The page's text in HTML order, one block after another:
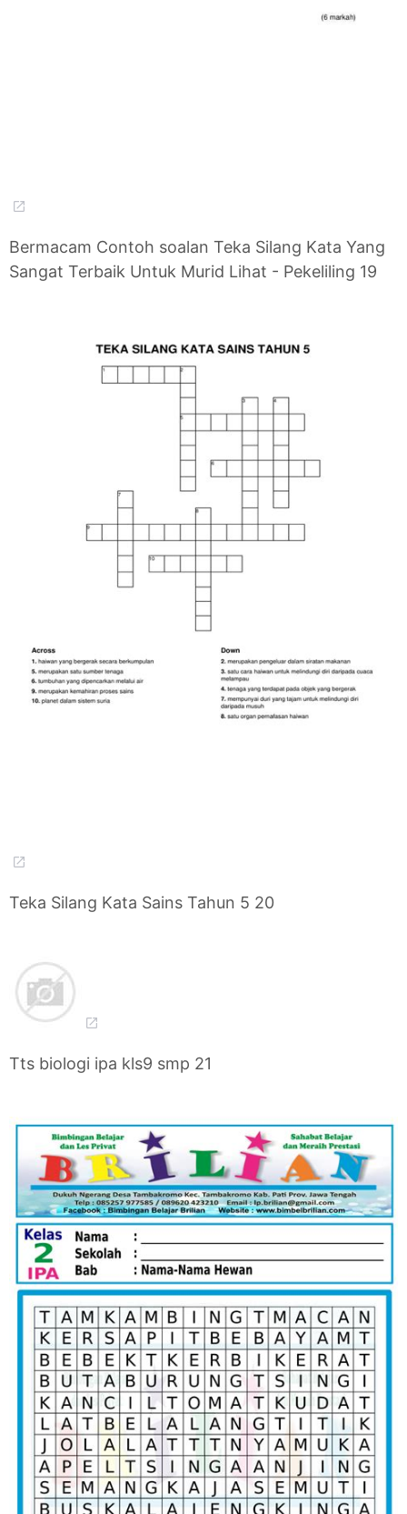
Bermacam Contoh soalan Teka Silang Kata Yang
Sangat Terbaik Untuk Murid Lihat - Pekeliling 19
Teka Silang Kata Sains Tahun 5 20
Tts biologi ipa kls9 smp 21